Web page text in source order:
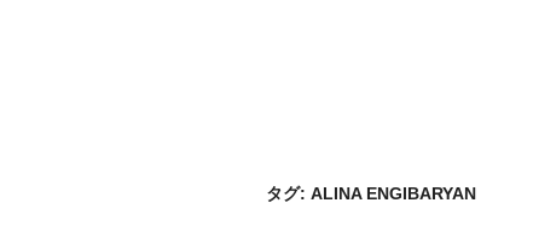
タグ: ALINA ENGIBARYAN